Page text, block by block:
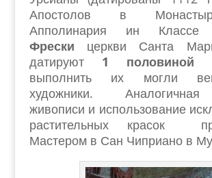
Апостолов в
Апполинария ин Классе
Фрески церкви Санта
датируют1 половиной
выполнить их могли
художники.
живописи и использование
растительных красок
Мастером в Сан Чиприано в